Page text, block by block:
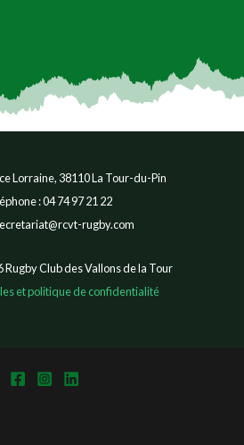
Lorraine, 38110 La Tour-du-Pin
: 04 74 97 21 22
rugby.com
Club des Vallons de la Tour
et politique de confidentialité